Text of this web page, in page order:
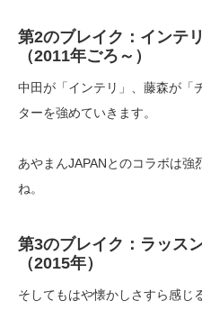
第2のブレイク：インテ
（2011年ごろ～）
中田が「インテリ」、藤森が「
ターを強めていきます。
あやまんJAPANとのコラボは
ね。
第3のブレイク：ラッス
（2015年）
そしてもはや懐かしさすら感じ